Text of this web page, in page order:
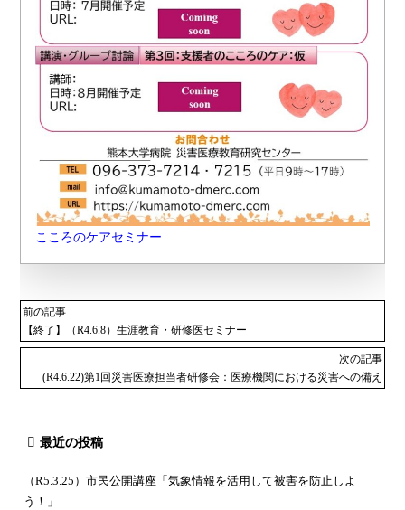
こころのケアセミナー
前の記事
【終了】（R4.6.8）生涯教育・研修医セミナー
次の記事
(R4.6.22)第1回災害医療担当者研修会：医療機関における災害への備え
最近の投稿
（R5.3.25）市民公開講座「気象情報を活用して被害を防止しよ
う！」